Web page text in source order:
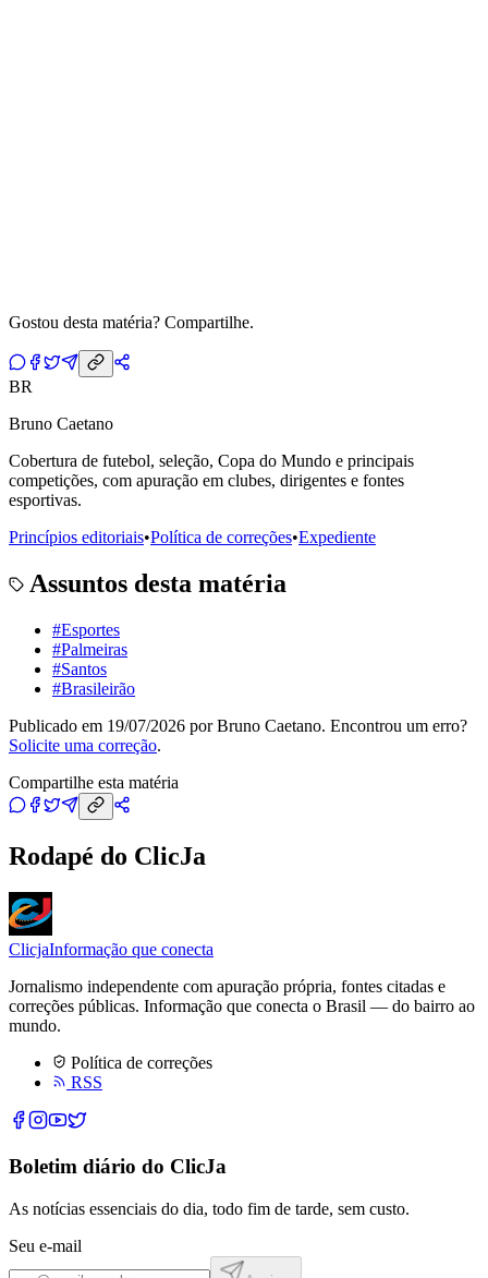
Gostou desta matéria? Compartilhe.
BR
Bruno Caetano
Cobertura de futebol, seleção, Copa do Mundo e principais
competições, com apuração em clubes, dirigentes e fontes
esportivas.
Princípios editoriais•Política de correções•Expediente
Assuntos desta matéria
#Esportes
#Palmeiras
#Santos
#Brasileirão
Publicado em 19/07/2026 por Bruno Caetano. Encontrou um erro?
Solicite uma correção.
Compartilhe esta matéria
Rodapé do ClicJa
ClicjaInformação que conecta
Jornalismo independente com apuração própria, fontes citadas e
correções públicas. Informação que conecta o Brasil — do bairro ao
mundo.
Política de correções
RSS
Boletim diário do ClicJa
As notícias essenciais do dia, todo fim de tarde, sem custo.
Seu e-mail